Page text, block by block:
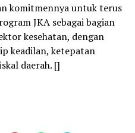
komitmennya untuk terus
JKA sebagai bagian
kesehatan, dengan
keadilan, ketepatan
daerah. []